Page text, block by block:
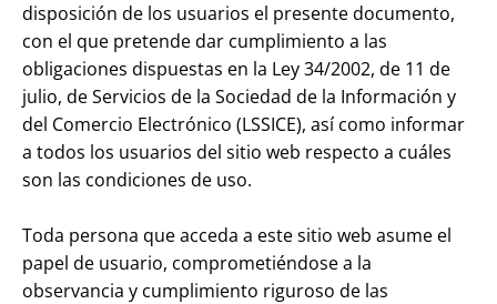
disposición de los usuarios el presente documento,
con el que pretende dar cumplimiento a las
obligaciones dispuestas en la Ley 34/2002, de 11 de
julio, de Servicios de la Sociedad de la Información y
del Comercio Electrónico (LSSICE), así como informar
a todos los usuarios del sitio web respecto a cuáles
son las condiciones de uso.
Toda persona que acceda a este sitio web asume el
papel de usuario, comprometiéndose a la
observancia y cumplimiento riguroso de las